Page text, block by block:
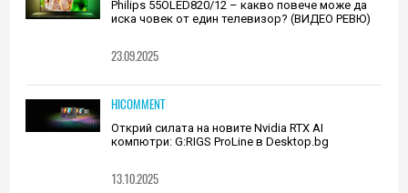
Philips 55OLED820/12 – какво повече може да
иска човек от един телевизор? (ВИДЕО РЕВЮ)
23.09.2025
HICOMMENT
Открий силата на новите Nvidia RTX AI
компютри: G:RIGS ProLine в Desktop.bg
13.10.2025